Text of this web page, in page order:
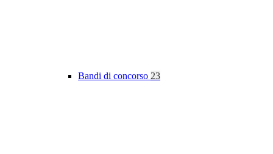
Bandi di concorso 23